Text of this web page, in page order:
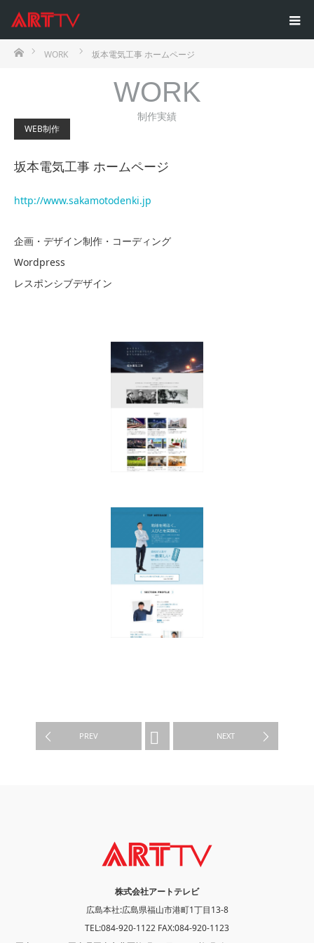
ホームWORK 坂本電気工事 ホームページ
WORK
制作実績
WEB制作
坂本電気工事 ホームページ
http://www.sakamotodenki.jp
企画・デザイン制作・コーディング
Wordpress
レスポンシブデザイン
PREV
WORK NEXT
株式会社アートテレビ
広島本社:広島県福山市港町1丁目13-8
TEL:084-920-1122 FAX:084-920-1123